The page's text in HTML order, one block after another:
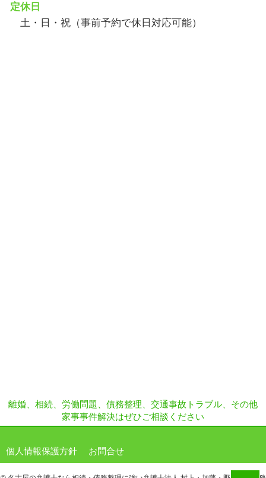
定休日
土・日・祝（事前予約で休日対応可能）
離婚、相続、労働問題、債務整理、交通事故トラブル、その他
家事事件解決はぜひご相談ください
個人情報保護方針 お問合せ